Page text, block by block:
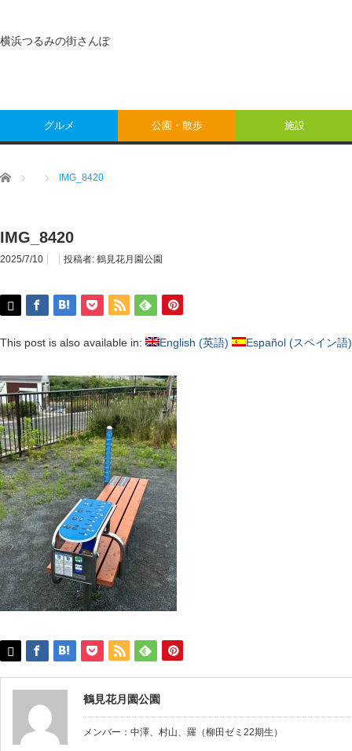
横浜つるみの街さんぽ
グルメ 公園・散歩 施設
ホーム IMG_8420
IMG_8420
2025/7/10 投稿者: 鶴見花月園公園
This post is also available in: English (英語) Español (スペイン語)
鶴見花月園公園
メンバー：中澤、村山、羅（柳田ゼミ22期生）